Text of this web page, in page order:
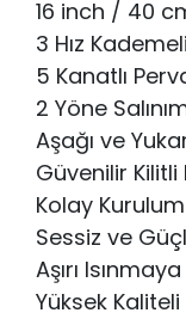
16 inch / 40
3 Hız Kademeli
5 Kanatlı
2 Yöne
Aşağı ve
Güvenilir
Kolay Kurulum
Sessiz ve
Aşırı
Yüksek